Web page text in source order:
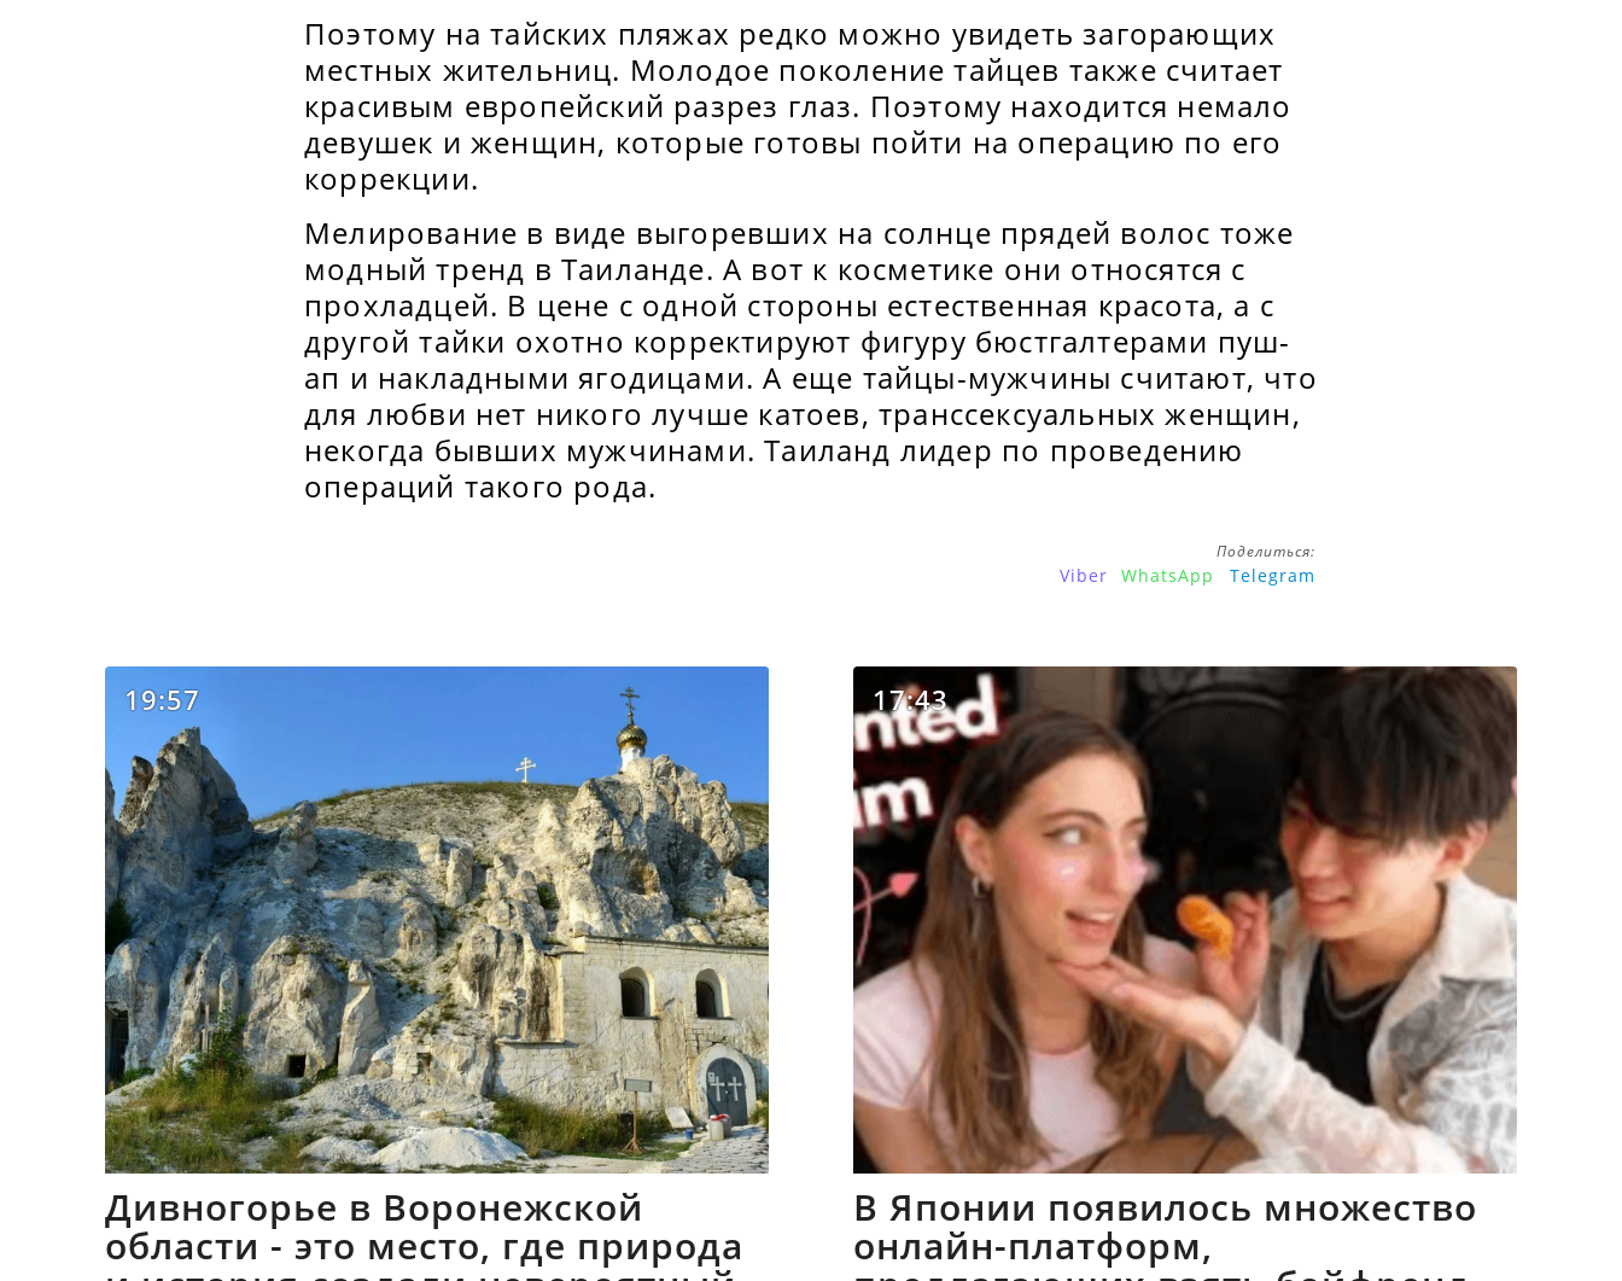
Поэтому на тайских пляжах редко можно увидеть загорающих
местных жительниц. Молодое поколение тайцев также считает
красивым европейский разрез глаз. Поэтому находится немало
девушек и женщин, которые готовы пойти на операцию по его
коррекции.
Мелирование в виде выгоревших на солнце прядей волос тоже
модный тренд в Таиланде. А вот к косметике они относятся с
прохладцей. В цене с одной стороны естественная красота, а с
другой тайки охотно корректируют фигуру бюстгалтерами пуш-
ап и накладными ягодицами. А еще тайцы-мужчины считают, что
для любви нет никого лучше катоев, транссексуальных женщин,
некогда бывших мужчинами. Таиланд лидер по проведению
операций такого рода.
Поделиться:
Viber WhatsApp Telegram
19:57
Дивногорье в Воронежской
области - это место, где природа
17:43
В Японии появилось множество
онлайн-платформ,